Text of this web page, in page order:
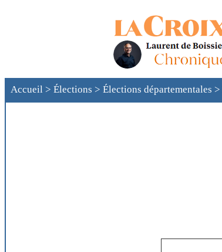
Accueil > Élections > Élections départementales >